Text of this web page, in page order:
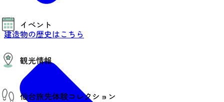
AIおまかせコース
オリジナルプラン
イベント
その他イベント情報（音楽・展示会）
スポーツ情報
コンベンション情報
観光情報
温泉
仙台旅先体験コレクション
建造物の歴史はこちら